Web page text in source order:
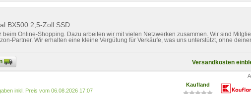
BX500 2,5-Zoll SSD
beim Online-Shopping. Dazu arbeiten wir mit vielen Netzwerken zusammen. Wir sind
Partner. Wir erhalten eine kleine Vergütung für Verkäufe, was uns unterstützt, ohne
Versandkosten
Preis vom 06.08.2026 17:07
Kaufland